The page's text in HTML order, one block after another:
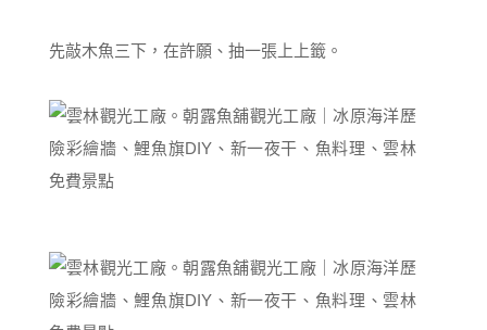
先敲木魚三下，在許願、抽一張上上籤。